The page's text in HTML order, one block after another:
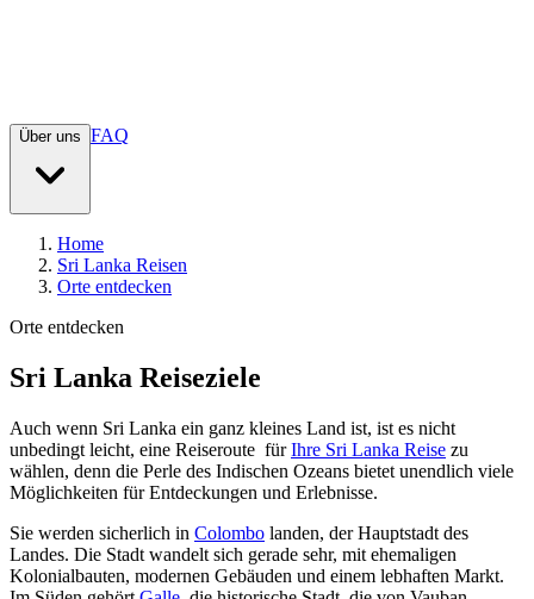
Über uns FAQ
Home
Sri Lanka Reisen
Orte entdecken
Orte entdecken
Sri Lanka Reiseziele
Auch wenn Sri Lanka ein ganz kleines Land ist, ist es nicht
unbedingt leicht, eine Reiseroute fürIhre Sri Lanka Reise zu
wählen, denn die Perle des Indischen Ozeans bietet unendlich viele
Möglichkeiten für Entdeckungen und Erlebnisse.
Sie werden sicherlich in Colombo landen, der Hauptstadt des
Landes. Die Stadt wandelt sich gerade sehr, mit ehemaligen
Kolonialbauten, modernen Gebäuden und einem lebhaften Markt.